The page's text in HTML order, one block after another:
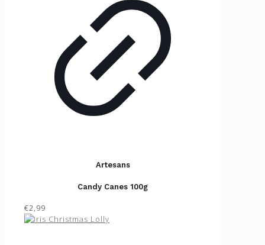
Artesans
Candy Canes 100g
€2,99